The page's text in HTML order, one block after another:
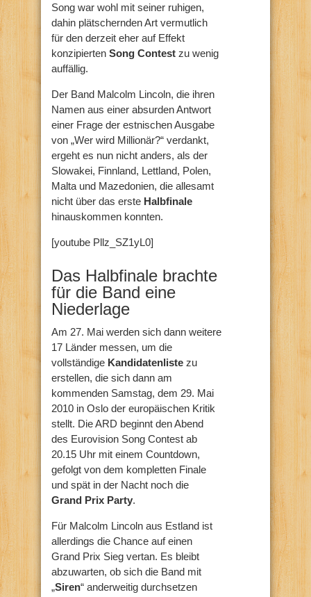
Song war wohl mit seiner ruhigen,
dahin plätschernden Art vermutlich
für den derzeit eher auf Effekt
konzipierten Song Contest zu wenig
auffällig.
Der Band Malcolm Lincoln, die ihren
Namen aus einer absurden Antwort
einer Frage der estnischen Ausgabe
von „Wer wird Millionär?“ verdankt,
ergeht es nun nicht anders, als der
Slowakei, Finnland, Lettland, Polen,
Malta und Mazedonien, die allesamt
nicht über das erste Halbfinale
hinauskommen konnten.
[youtube Pllz_SZ1yL0]
Das Halbfinale brachte
für die Band eine
Niederlage
Am 27. Mai werden sich dann weitere
17 Länder messen, um die
vollständige Kandidatenliste zu
erstellen, die sich dann am
kommenden Samstag, dem 29. Mai
2010 in Oslo der europäischen Kritik
stellt. Die ARD beginnt den Abend
des Eurovision Song Contest ab
20.15 Uhr mit einem Countdown,
gefolgt von dem kompletten Finale
und spät in der Nacht noch die
Grand Prix Party.
Für Malcolm Lincoln aus Estland ist
allerdings die Chance auf einen
Grand Prix Sieg vertan. Es bleibt
abzuwarten, ob sich die Band mit
„Siren“ anderweitig durchsetzen